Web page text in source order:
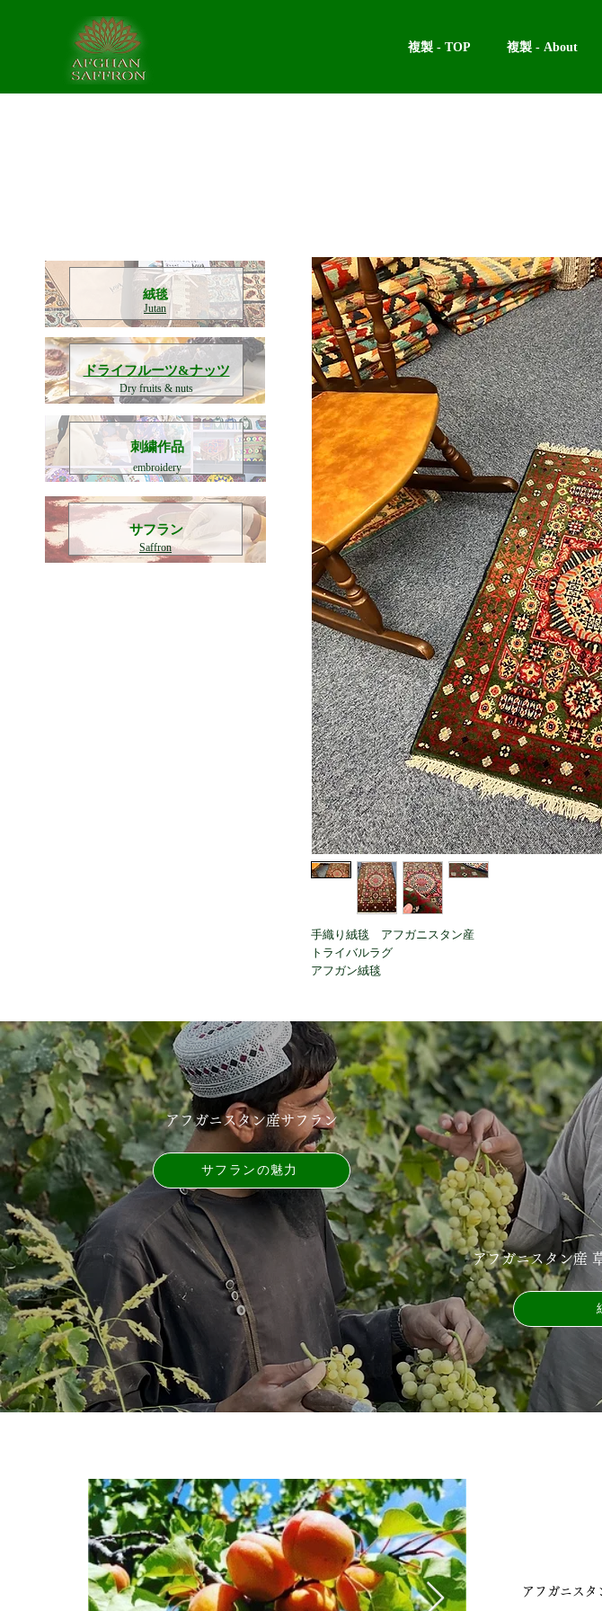
複製 - TOP 複製 - About
​絨毯
Jutan
​ドライフルーツ&ナッツ
Dry fruits & nuts
刺繍作品
embroidery
​サフラン
Saffron
手織り絨毯 アフガニスタン産
トライバルラグ
アフガン絨毯
アフガニスタン産サフラン
サフランの魅力
アフガニスタン産
アフガニスタ